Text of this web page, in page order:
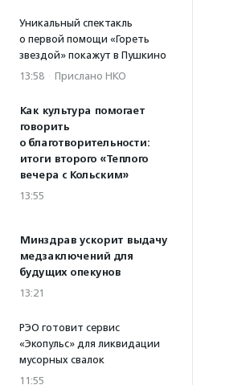
Уникальный спектакль
о первой помощи «Гореть
звездой» покажут в Пушкино
13:58 · Прислано НКО
Как культура помогает
говорить
о благотворительности:
итоги второго «Теплого
вечера с Кольским»
13:55
Минздрав ускорит выдачу
медзаключений для
будущих опекунов
13:21
РЭО готовит сервис
«Экопульс» для ликвидации
мусорных свалок
11:55